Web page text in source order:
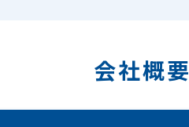
会社概要